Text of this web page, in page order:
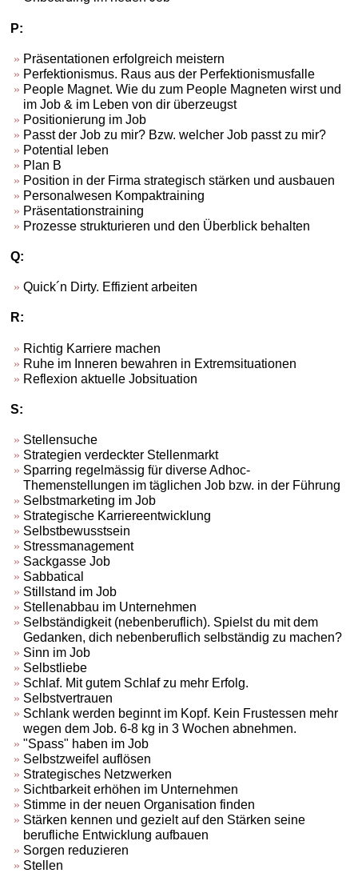
P:
Präsentationen erfolgreich meistern
Perfektionismus. Raus aus der Perfektionismusfalle
People Magnet. Wie du zum People Magneten wirst und
im Job & im Leben von dir überzeugst
Positionierung im Job
Passt der Job zu mir? Bzw. welcher Job passt zu mir?
Potential leben
Plan B
Position in der Firma strategisch stärken und ausbauen
Personalwesen Kompaktraining
Präsentationstraining
Prozesse strukturieren und den Überblick behalten
Q:
Quick´n Dirty. Effizient arbeiten
R:
Richtig Karriere machen
Ruhe im Inneren bewahren in Extremsituationen
Reflexion aktuelle Jobsituation
S:
Stellensuche
Strategien verdeckter Stellenmarkt
Sparring regelmässig für diverse Adhoc-
Themenstellungen im täglichen Job bzw. in der Führung
Selbstmarketing im Job
Strategische Karriereentwicklung
Selbstbewusstsein
Stressmanagement
Sackgasse Job
Sabbatical
Stillstand im Job
Stellenabbau im Unternehmen
Selbständigkeit (nebenberuflich). Spielst du mit dem
Gedanken, dich nebenberuflich selbständig zu machen?
Sinn im Job
Selbstliebe
Schlaf. Mit gutem Schlaf zu mehr Erfolg.
Selbstvertrauen
Schlank werden beginnt im Kopf. Kein Frustessen mehr
wegen dem Job. 6-8 kg in 3 Wochen abnehmen.
"Spass" haben im Job
Selbstzweifel auflösen
Strategisches Netzwerken
Sichtbarkeit erhöhen im Unternehmen
Stimme in der neuen Organisation finden
Stärken kennen und gezielt auf den Stärken seine
berufliche Entwicklung aufbauen
Sorgen reduzieren
Stellen